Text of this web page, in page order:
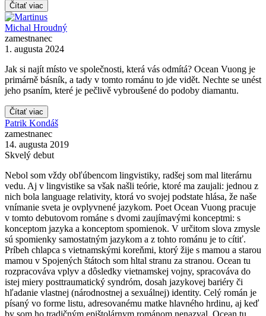
Čítať viac
Michal Hroudný
zamestnanec
1. augusta 2024
Jak si najít místo ve společnosti, která vás odmítá? Ocean Vuong je
primárně básník, a tady v tomto románu to jde vidět. Nechte se unést
jeho psaním, které je pečlivě vybroušené do podoby diamantu.
Čítať viac
Patrik Kondáš
zamestnanec
14. augusta 2019
Skvelý debut
Nebol som vždy obľúbencom lingvistiky, radšej som mal literárnu
vedu. Aj v lingvistike sa však našli teórie, ktoré ma zaujali: jednou z
nich bola language relativity, ktorá vo svojej podstate hlása, že naše
vnímanie sveta je ovplyvnené jazykom. Poet Ocean Vuong pracuje
v tomto debutovom románe s dvomi zaujímavými konceptmi: s
konceptom jazyka a konceptom spomienok. V určitom slova zmysle
sú spomienky samostatným jazykom a z tohto románu je to cítiť.
Príbeh chlapca s vietnamskými koreňmi, ktorý žije s mamou a starou
mamou v Spojených štátoch som hltal stranu za stranou. Ocean tu
rozpracováva vplyv a dôsledky vietnamskej vojny, spracováva do
istej miery posttraumatický syndróm, dosah jazykovej bariéry či
hľadanie vlastnej (národnostnej a sexuálnej) identity. Celý román je
písaný vo forme listu, adresovanému matke hlavného hrdinu, aj keď
by som ho tradičným epištolárnym románom nenazval. Ocean tu